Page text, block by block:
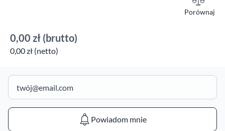
Porównaj
0,00 zł (brutto)
0,00 zł (netto)
Powiadom mnie